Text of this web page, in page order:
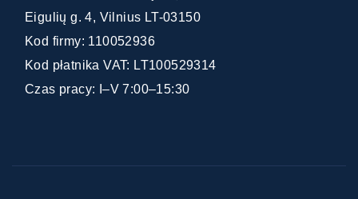
Eigulių g. 4, Vilnius LT-03150
Kod firmy: 110052936
Kod płatnika VAT: LT100529314
Czas pracy: I–V 7:00–15:30